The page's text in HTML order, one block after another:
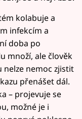
kolabuje a
infekcím a
doba po
množí, ale člověk
nelze nemoc zjistit
přenášet dál.
– projevuje se
možné je i